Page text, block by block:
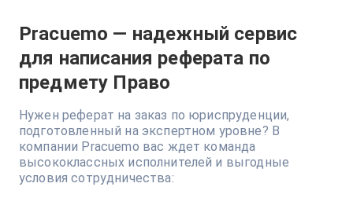
Pracuemo — надежный сервис
для написания реферата по
предмету Право
Нужен реферат на заказ по юриспруденции,
подготовленный на экспертном уровне? В
компании Pracuemо вас ждет команда
высококлассных исполнителей и выгодные
условия сотрудничества: